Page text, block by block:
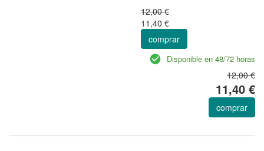
12,00 €
11,40 €
comprar
Disponible en 48/72 horas
12,00 €
11,40 €
comprar